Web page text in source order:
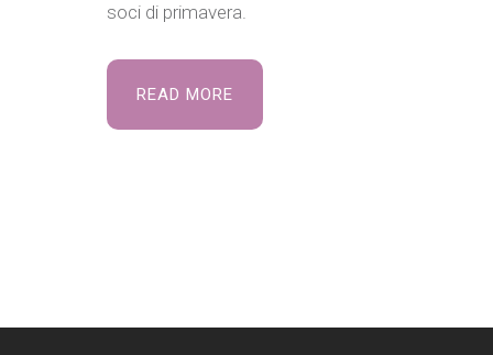
soci di primavera.
READ MORE